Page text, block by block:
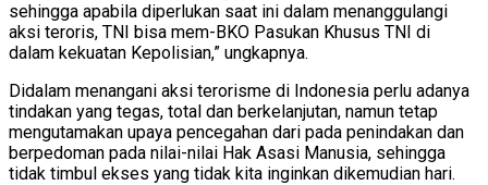
sehingga apabila diperlukan saat ini dalam menanggulangi
aksi teroris, TNI bisa mem-BKO Pasukan Khusus TNI di
dalam kekuatan Kepolisian,” ungkapnya.
Didalam menangani aksi terorisme di Indonesia perlu adanya
tindakan yang tegas, total dan berkelanjutan, namun tetap
mengutamakan upaya pencegahan dari pada penindakan dan
berpedoman pada nilai-nilai Hak Asasi Manusia, sehingga
tidak timbul ekses yang tidak kita inginkan dikemudian hari.